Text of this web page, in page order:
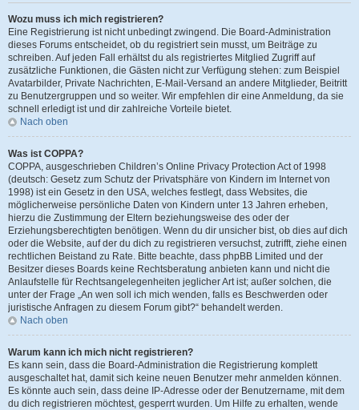
Wozu muss ich mich registrieren?
Eine Registrierung ist nicht unbedingt zwingend. Die Board-Administration
dieses Forums entscheidet, ob du registriert sein musst, um Beiträge zu
schreiben. Auf jeden Fall erhältst du als registriertes Mitglied Zugriff auf
zusätzliche Funktionen, die Gästen nicht zur Verfügung stehen: zum Beispiel
Avatarbilder, Private Nachrichten, E-Mail-Versand an andere Mitglieder, Beitritt
zu Benutzergruppen und so weiter. Wir empfehlen dir eine Anmeldung, da sie
schnell erledigt ist und dir zahlreiche Vorteile bietet.
Nach oben
Was ist COPPA?
COPPA, ausgeschrieben Children’s Online Privacy Protection Act of 1998
(deutsch: Gesetz zum Schutz der Privatsphäre von Kindern im Internet von
1998) ist ein Gesetz in den USA, welches festlegt, dass Websites, die
möglicherweise persönliche Daten von Kindern unter 13 Jahren erheben,
hierzu die Zustimmung der Eltern beziehungsweise des oder der
Erziehungsberechtigten benötigen. Wenn du dir unsicher bist, ob dies auf dich
oder die Website, auf der du dich zu registrieren versuchst, zutrifft, ziehe einen
rechtlichen Beistand zu Rate. Bitte beachte, dass phpBB Limited und der
Besitzer dieses Boards keine Rechtsberatung anbieten kann und nicht die
Anlaufstelle für Rechtsangelegenheiten jeglicher Art ist; außer solchen, die
unter der Frage „An wen soll ich mich wenden, falls es Beschwerden oder
juristische Anfragen zu diesem Forum gibt?“ behandelt werden.
Nach oben
Warum kann ich mich nicht registrieren?
Es kann sein, dass die Board-Administration die Registrierung komplett
ausgeschaltet hat, damit sich keine neuen Benutzer mehr anmelden können.
Es könnte auch sein, dass deine IP-Adresse oder der Benutzername, mit dem
du dich registrieren möchtest, gesperrt wurden. Um Hilfe zu erhalten, wende